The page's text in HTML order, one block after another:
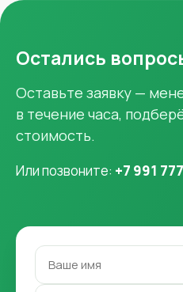
Остались
Оставьте заявку —
в течение часа,
стоимость.
Или позвоните: +7 991